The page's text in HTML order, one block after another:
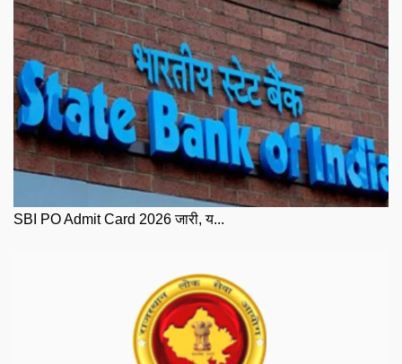
SBI PO Admit Card 2026 जारी, य...